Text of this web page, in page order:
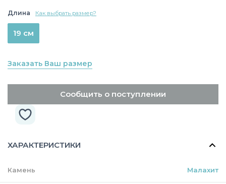
Длина Как выбрать размер?
19 см
Заказать Ваш размер
Сообщить о поступлении
ХАРАКТЕРИСТИКИ
Камень Малахит